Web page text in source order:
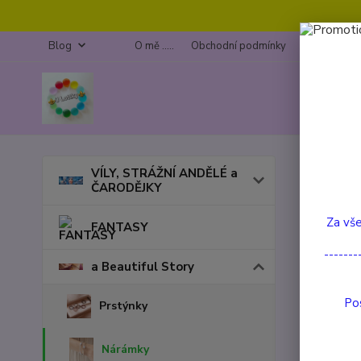
Blog O mě ..... Obchodní podmínky
VÍLY, STRÁŽNÍ ANDĚLÉ a
ČARODĚJKY
FANTASY
a Beautiful Story
Prstýnky
Nárámky
Za